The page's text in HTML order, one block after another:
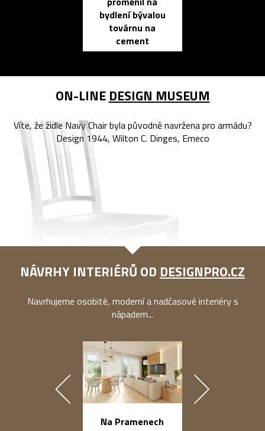
bydlení bývalou
továrnu na
cement
ON-LINE DESIGN MUSEUM
Víte, že židle Navy Chair byla původně navržena pro armádu?
Design 1944, Wilton C. Dinges, Emeco
NÁVRHY INTERIÉRŮ OD DESIGNPRO.CZ
Navrhujeme osobité, moderní a nadčasové interiéry s
nápadem...
Na Pramenech